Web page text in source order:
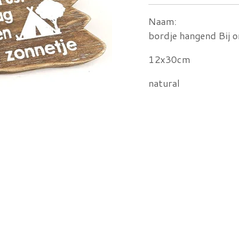
Naam:
bordje hangend Bij
12x30cm
natural